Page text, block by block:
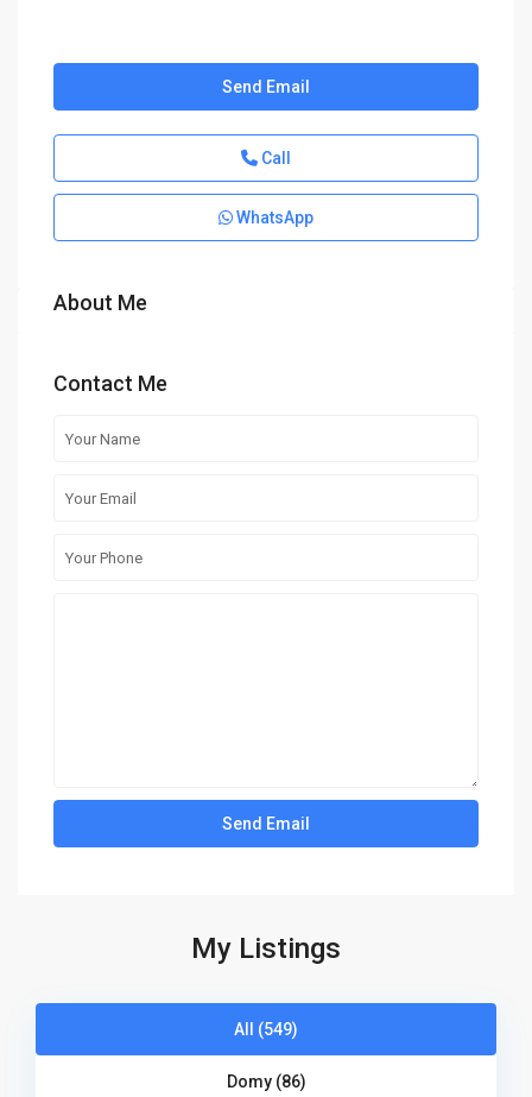
Send Email
Call
WhatsApp
About Me
Contact Me
My Listings
All (549)
Domy (86)